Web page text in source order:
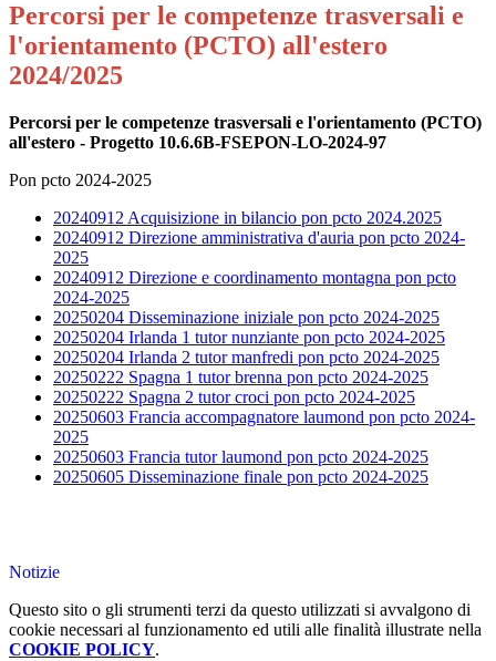
Percorsi per le competenze trasversali e
l'orientamento (PCTO) all'estero
2024/2025
Percorsi per le competenze trasversali e l'orientamento (PCTO)
all'estero - Progetto 10.6.6B-FSEPON-LO-2024-97
Pon pcto 2024-2025
20240912 Acquisizione in bilancio pon pcto 2024.2025
20240912 Direzione amministrativa d'auria pon pcto 2024-
2025
20240912 Direzione e coordinamento montagna pon pcto
2024-2025
20250204 Disseminazione iniziale pon pcto 2024-2025
20250204 Irlanda 1 tutor nunziante pon pcto 2024-2025
20250204 Irlanda 2 tutor manfredi pon pcto 2024-2025
20250222 Spagna 1 tutor brenna pon pcto 2024-2025
20250222 Spagna 2 tutor croci pon pcto 2024-2025
20250603 Francia accompagnatore laumond pon pcto 2024-
2025
20250603 Francia tutor laumond pon pcto 2024-2025
20250605 Disseminazione finale pon pcto 2024-2025
Notizie
Questo sito o gli strumenti terzi da questo utilizzati si avvalgono di
cookie necessari al funzionamento ed utili alle finalità illustrate nella
COOKIE POLICY.